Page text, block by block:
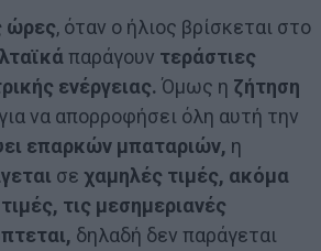
ώρες, όταν ο ήλιος βρίσκεται στο
παράγουν τεράστιες
ενέργειας. Όμως η ζήτηση
για να απορροφήσει όλη αυτή την
επαρκών μπαταριών, η
σε χαμηλές τιμές, ακόμα
τις μεσημεριανές
δηλαδή δεν παράγεται